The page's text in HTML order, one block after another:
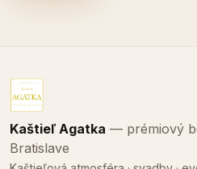
Kaštieľ Agatka — prémiový
Bratislave